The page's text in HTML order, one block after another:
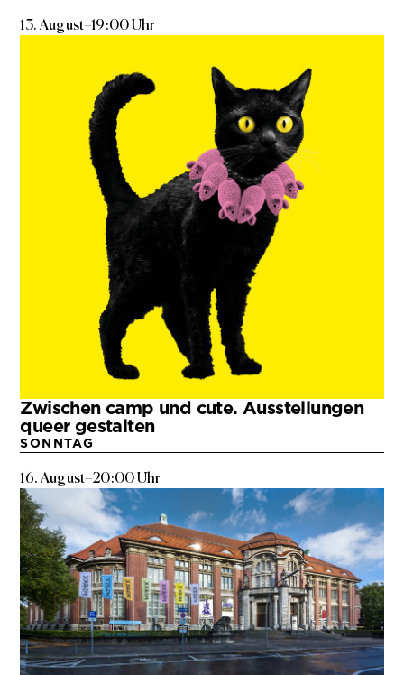
13. August–19:00 Uhr
Zwischen camp und cute. Ausstellungen
queer gestalten
SONNTAG
16. August–20:00 Uhr